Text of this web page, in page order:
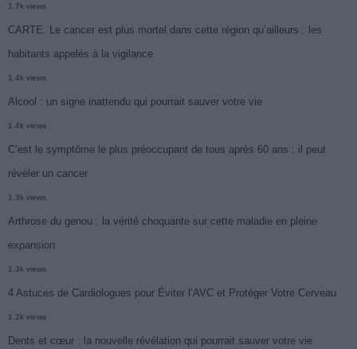
1.7k views
CARTE. Le cancer est plus mortel dans cette région qu’ailleurs : les
habitants appelés à la vigilance
1.4k views
Alcool : un signe inattendu qui pourrait sauver votre vie
1.4k views
C’est le symptôme le plus préoccupant de tous après 60 ans : il peut
révéler un cancer
1.3k views
Arthrose du genou : la vérité choquante sur cette maladie en pleine
expansion
1.3k views
4 Astuces de Cardiologues pour Éviter l’AVC et Protéger Votre Cerveau
1.2k views
Dents et cœur : la nouvelle révélation qui pourrait sauver votre vie